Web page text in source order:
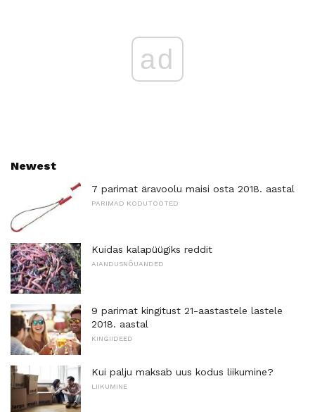
ad
Newest
7 parimat äravoolu maisi osta 2018. aastal
PARIMAD KODUTOOTED
Kuidas kalapüügiks reddit
AIANDUSNÕUANDED
9 parimat kingitust 21-aastastele lastele
2018. aastal
KINGIIDEED
Kui palju maksab uus kodus liikumine?
LIIKUMINE